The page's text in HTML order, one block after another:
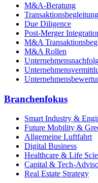
M&A-Beratung
Transaktionsbegleitung
Due Diligence
Post-Merger
M&A
M&A Rollen
Branchenfokus
Smart Industry &
Future Mobility &
Allgemeine Luftfahrt
Digital Business
Healthcare & Life
Capital & Tech-
Real Estate Strategy